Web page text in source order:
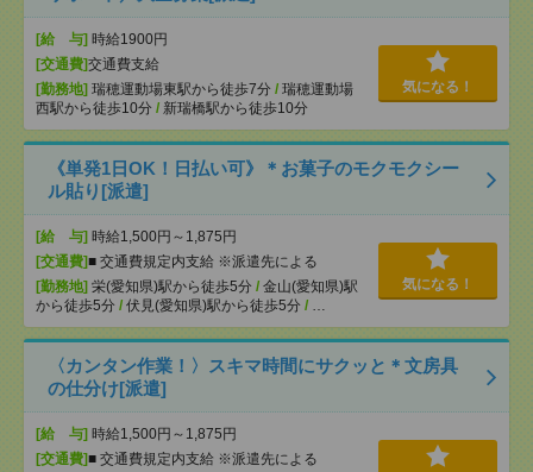
[給 与] 時給1900円
[交通費]交通費支給
[勤務地] 瑞穂運動場東駅から徒歩7分 / 瑞穂運動場
西駅から徒歩10分 / 新瑞橋駅から徒歩10分
気になる！
《単発1日OK！日払い可》＊お菓子のモクモクシー
ル貼り[派遣]
[給 与] 時給1,500円～1,875円
[交通費]■ 交通費規定内支給 ※派遣先による
[勤務地] 栄(愛知県)駅から徒歩5分 / 金山(愛知県)駅
から徒歩5分 / 伏見(愛知県)駅から徒歩5分 / …
気になる！
〈カンタン作業！〉スキマ時間にサクッと＊文房具
の仕分け[派遣]
[給 与] 時給1,500円～1,875円
[交通費]■ 交通費規定内支給 ※派遣先による